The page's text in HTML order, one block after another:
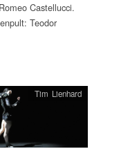
Castellucci.
Teodor
Tim Lienhard